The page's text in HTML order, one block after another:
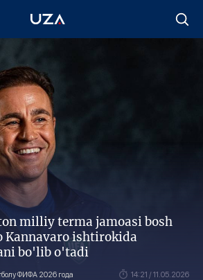
milliy terma jamoasi bosh
Kannavaro ishtirokida
bo'lib o'tadi
ФИФА 2026 года 14:21 / 11.05.2026